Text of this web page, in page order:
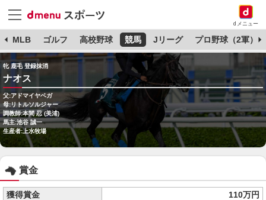
dメニュー
MLB ゴルフ 高校野球 競馬 Jリーグ プロ野球（2軍）
牝 鹿毛 登録抹消
ナオス
父:アドマイヤベガ
母:リトルソルジャー
調教師:本間 忍 (美浦)
馬主:池谷 誠一
生産者:上水牧場
賞金
獲得賞金
110万円